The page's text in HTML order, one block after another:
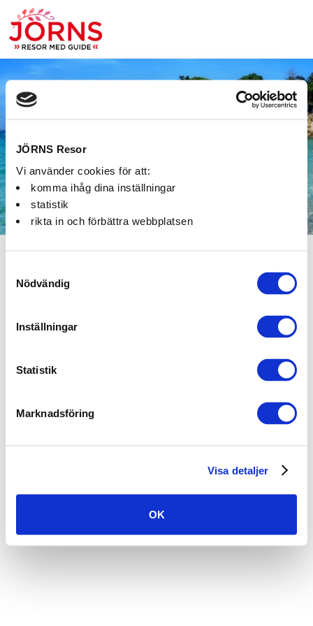
JÖRNS Resor
Vi använder cookies för att:
komma ihåg dina inställningar
statistik
rikta in och förbättra webbplatsen
Nödvändig
Inställningar
Statistik
Marknadsföring
Visa detaljer
OK
Bokning:
Fel